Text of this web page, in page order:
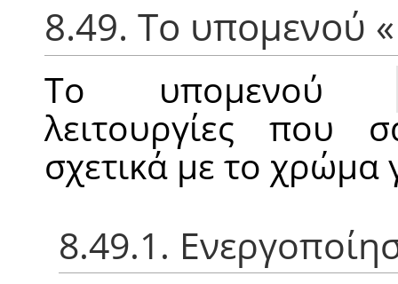
8.49. Το υπομενού «
Το υπομενού
λειτουργίες που
σχετικά με το χρώμα
8.49.1.